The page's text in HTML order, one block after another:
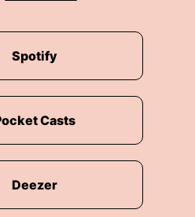
Spotify
Casts
Deezer